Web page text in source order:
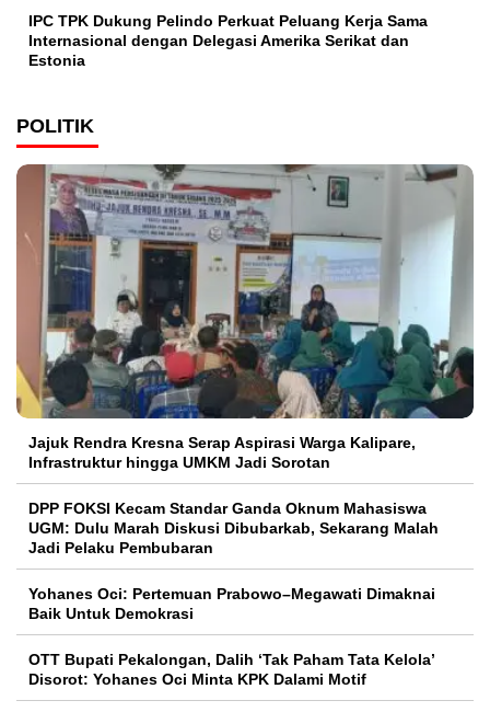
IPC TPK Dukung Pelindo Perkuat Peluang Kerja Sama
Internasional dengan Delegasi Amerika Serikat dan
Estonia
POLITIK
Jajuk Rendra Kresna Serap Aspirasi Warga Kalipare,
Infrastruktur hingga UMKM Jadi Sorotan
DPP FOKSI Kecam Standar Ganda Oknum Mahasiswa
UGM: Dulu Marah Diskusi Dibubarkab, Sekarang Malah
Jadi Pelaku Pembubaran
Yohanes Oci: Pertemuan Prabowo–Megawati Dimaknai
Baik Untuk Demokrasi
OTT Bupati Pekalongan, Dalih ‘Tak Paham Tata Kelola’
Disorot: Yohanes Oci Minta KPK Dalami Motif